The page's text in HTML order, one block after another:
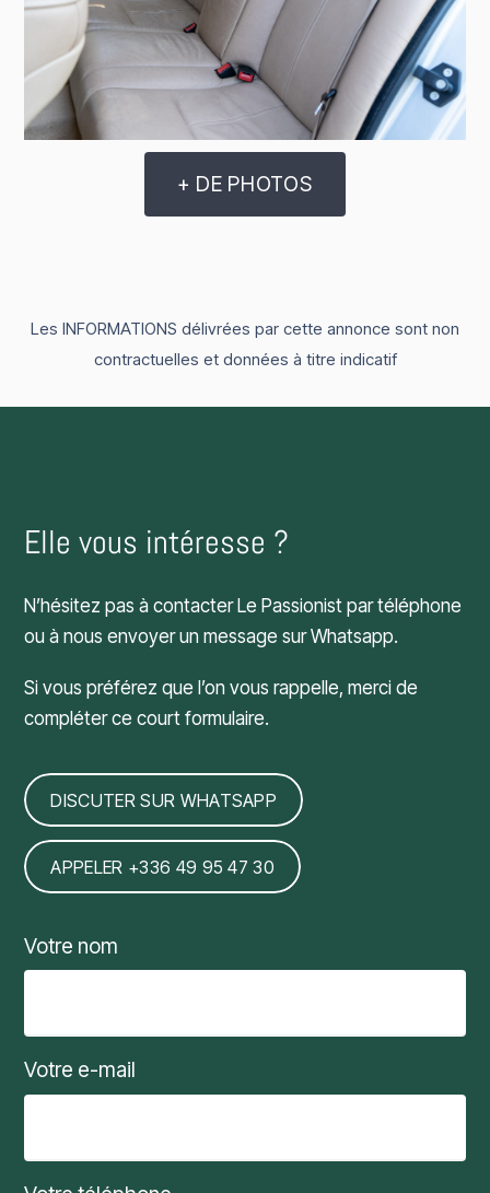
+ DE PHOTOS
Les INFORMATIONS délivrées par cette annonce sont non
contractuelles et données à titre indicatif
Elle vous intéresse ?
N’hésitez pas à contacter Le Passionist par téléphone
ou à nous envoyer un message sur Whatsapp.
Si vous préférez que l’on vous rappelle, merci de
compléter ce court formulaire.
DISCUTER SUR WHATSAPP
APPELER +336 49 95 47 30
Votre nom
Votre e-mail